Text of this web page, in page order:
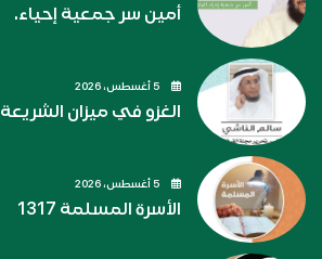
أمين سر جمعية إحياء.
الغزو في ميزان الشريعة
الأسرة المسلمة 1317